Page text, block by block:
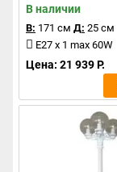
В наличии
В: 171 см Д: 25 см
E27 x 1 max 60W
Цена: 21 939 Р.